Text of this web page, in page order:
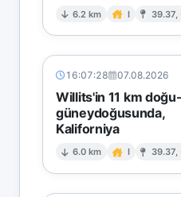
6.2 km I 39.37,
16:07:28 07.08.2026
Willits'in 11 km doğu-
güneydoğusunda,
Kaliforniya
6.0 km I 39.37,